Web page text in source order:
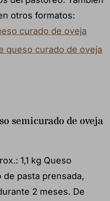
otros formatos:
curado de oveja
queso curado de oveja
semicurado de oveja
1,1 kg Queso
de pasta prensada,
2 meses. De